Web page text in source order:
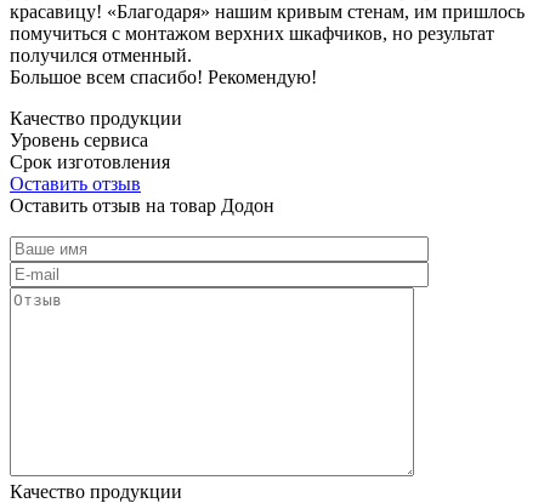
красавицу! «Благодаря» нашим кривым стенам, им пришлось
помучиться с монтажом верхних шкафчиков, но результат
получился отменный.
Большое всем спасибо! Рекомендую!
Качество продукции
Уровень сервиса
Срок изготовления
Оставить отзыв
Оставить отзыв на товар Додон
Качество продукции